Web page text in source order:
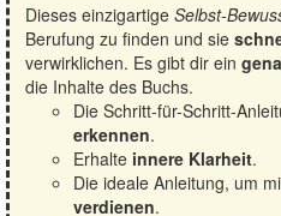
Dieses einzigartige Selbst-
Berufung zu finden und sie
verwirklichen. Es gibt dir ein
die Inhalte des Buchs.
Die Schritt-für-Schritt-
erkennen.
Erhalte innere Klarheit.
Die ideale Anleitung, um
verdienen.